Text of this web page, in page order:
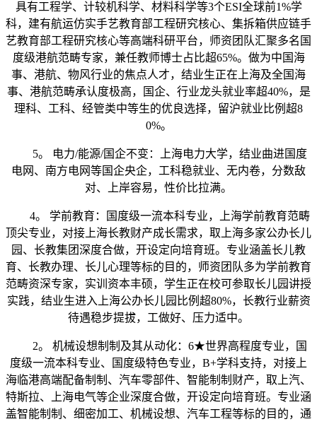
具有工程学、计较机科学、材料科学等3个ESI全球前1%学
科，建有航运仿实手艺教育部工程研究核心、集拆箱供应链手
艺教育部工程研究核心等高端科研平台，师资团队汇聚多名国
度级港航范畴专家，兼任教师博士占比超65%。做为中国海
事、港航、物风行业的焦点人才，结业生正在上海及全国海
事、港航范畴承认度极高，国企、行业龙头就业率超40%，是
理科、工科、经管类中等生的优良选择，留沪就业比例超8
0%。
5。 电力/能源/国企不变：上海电力大学，结业曲进国度
电网、南方电网等国企央企，工科稳就业、无内卷，分数敌
对、上岸容易，性价比拉满。
4。 学前教育：国度级一流本科专业，上海学前教育范畴
顶尖专业，对接上海长教财产成长需求，取上海多家公办长儿
园、长教集团深度合做，开设定向培育班。专业涵盖长儿教
育、长教办理、长儿心理等标的目的，师资团队多为学前教育
范畴资深专家，实训资本丰硕，学生正在校可参取长儿园讲授
实践，结业生进入上海公办长儿园比例超80%，长教行业薪资
待遇稳步提拔，工做好、压力适中。
2。 机械设想制制及其从动化：6★世界高程度专业，国
度级一流本科专业、国度级特色专业，B+学科支持，对接上
海临港高端配备制制、汽车零部件、智能制制财产，取上汽、
特斯拉、上海电气等企业深度合做，开设定向培育班。专业涵
盖智能制制、细密加工、机械设想、汽车工程等标的目的，通